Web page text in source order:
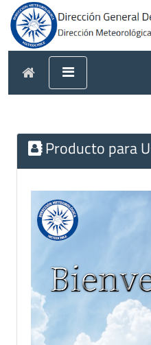
Producto para